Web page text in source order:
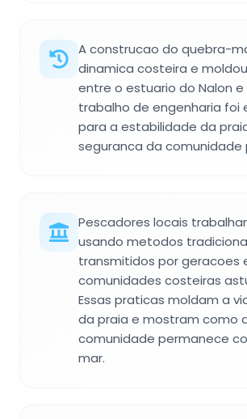
A construcao do quebra-
dinamica costeira e
entre o estuario do Nalon e
trabalho de engenharia foi
para a estabilidade da
seguranca da comunidade
Pescadores locais
usando metodos
transmitidos por geracoes
comunidades costeiras
Essas praticas moldam a
da praia e mostram como
comunidade permanece
mar.